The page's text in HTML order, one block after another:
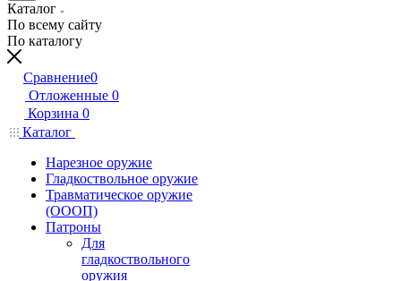
Каталог
По всему сайту
По каталогу
Сравнение0
Отложенные 0
Корзина 0
Каталог
Нарезное оружие
Гладкоствольное оружие
Травматическое оружие
(ОООП)
Патроны
Для
гладкоствольного
оружия